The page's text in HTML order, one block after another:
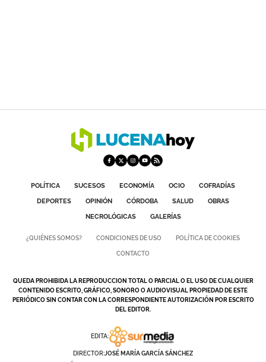
POLÍTICA SUCESOS ECONOMÍA OCIO
COFRADÍAS
DEPORTES
OPINIÓN CÓRDOBA SALUD
OBRAS
NECROLÓGICAS
GALERÍAS
¿QUIÉNES SOMOS? CONDICIONES DE USO POLÍTICA DE COOKIES
CONTACTO
QUEDA PROHIBIDA LA REPRODUCCION TOTAL O PARCIAL O EL USO DE CUALQUIER
CONTENIDO ESCRITO, GRÁFICO, SONORO O AUDIOVISUAL PROPIEDAD DE ESTE
PERIÓDICO SIN CONTAR CON LA CORRESPONDIENTE AUTORIZACIÓN POR ESCRITO
DEL EDITOR.
EDITA:
DIRECTOR:JOSÉ MARÍA GARCÍA SÁNCHEZ